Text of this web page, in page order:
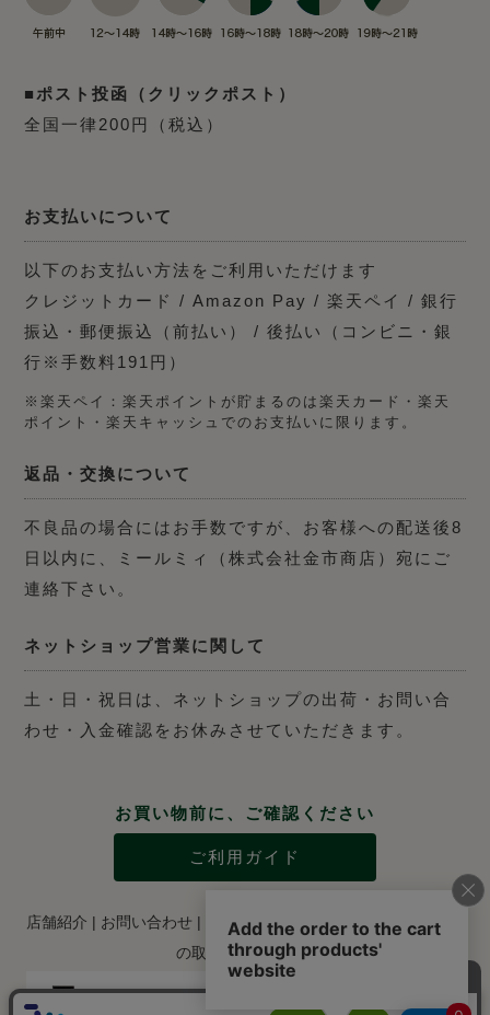
■ポスト投函（クリックポスト）
全国一律200円（税込）
お支払いについて
以下のお支払い方法をご利用いただけます
クレジットカード / Amazon Pay / 楽天ペイ / 銀行
振込・郵便振込（前払い） / 後払い（コンビニ・銀
行※手数料191円）
※楽天ペイ：楽天ポイントが貯まるのは楽天カード・楽天
ポイント・楽天キャッシュでのお支払いに限ります。
返品・交換について
不良品の場合にはお手数ですが、お客様への配送後8
日以内に、ミールミィ（株式会社金市商店）宛にご
連絡下さい。
ネットショップ営業に関して
土・日・祝日は、ネットショップの出荷・お問い合
わせ・入金確認をお休みさせていただきます。
お買い物前に、ご確認ください
ご利用ガイド
店舗紹介 お問い合わせ 特定商取引法に関する表示| 個人情報
の取り扱いについて